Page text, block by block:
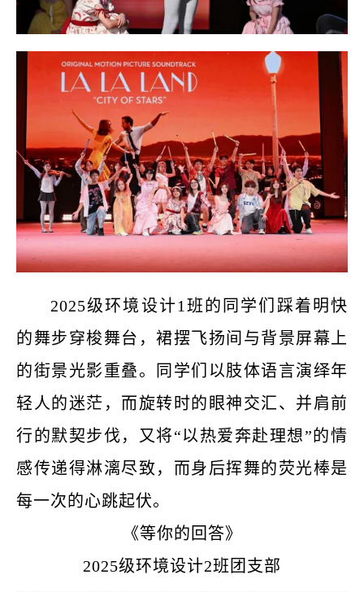
2025级环境设计1班的同学们踩着明快
的舞步穿梭舞台，裙摆飞扬间与背景屏幕上
的街景光影重叠。同学们以肢体语言演绎年
轻人的迷茫，而旋转时的眼神交汇、并肩前
行的默契步伐，又将“以热爱奔赴理想”的情
感传递得淋漓尽致，而身后挥舞的荧光棒是
每一次的心跳起伏。
《等你的回答》
2025级环境设计2班团支部